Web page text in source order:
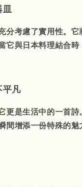
皿
分考慮了實用性。
它與日本料理結合
平凡
更是生活中的一首
增添一份特殊的魅